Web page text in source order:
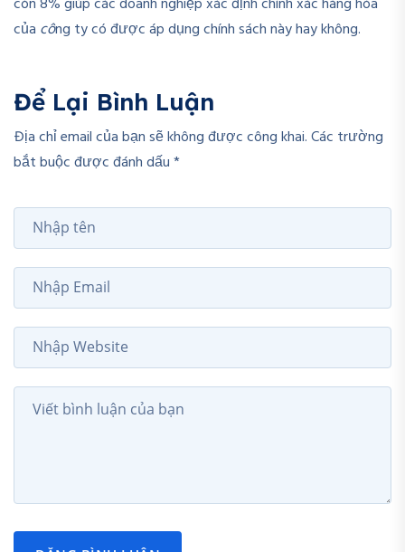
còn 8% giúp các doanh nghiệp xác định chính xác hàng hóa
của công ty có được áp dụng chính sách này hay không.
Để Lại Bình Luận
Địa chỉ email của bạn sẽ không được công khai. Các trường
bắt buộc được đánh dấu *